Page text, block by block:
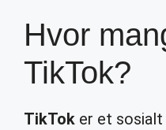
Hvor
TikTok?
TikTok er et sosialt